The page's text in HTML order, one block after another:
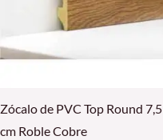
Zócalo de PVC Top Round 7,5
cm Roble Cobre